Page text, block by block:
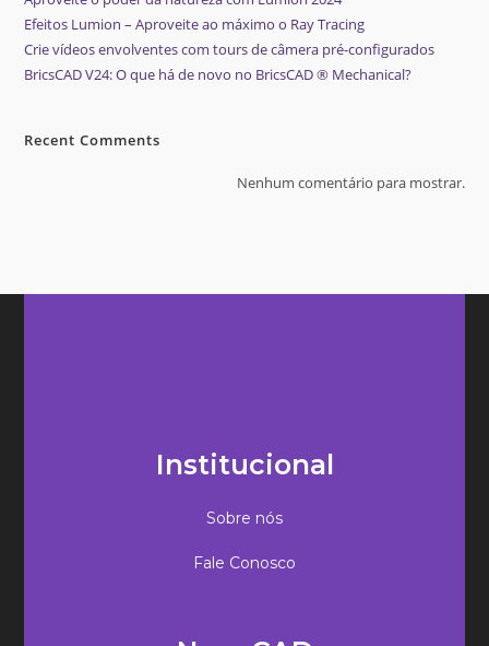
Efeitos Lumion – Aproveite ao máximo o Ray Tracing
Crie vídeos envolventes com tours de câmera pré-configurados
BricsCAD V24: O que há de novo no BricsCAD ® Mechanical?
Recent Comments
Nenhum comentário para mostrar.
Institucional
Sobre nós
Fale Conosco